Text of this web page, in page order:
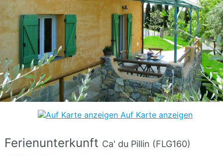
Auf Karte anzeigen
Ferienunterkunft Ca' du Pillin (FLG160)